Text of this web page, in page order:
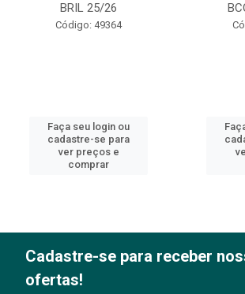
BRIL 25/26
Código: 49364
Faça seu login ou
cadastre-se para
ver preços e
comprar
Cadastre-se para receber
ofertas!